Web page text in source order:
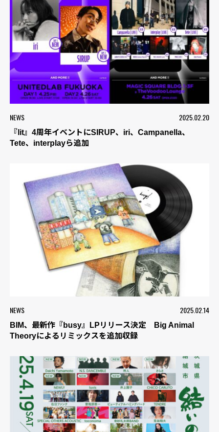
NEWS 2025.02.20
『lit』4周年イベントにSIRUP、iri、Campanella、
Tete、interplayら追加
NEWS 2025.02.14
BIM、最新作『busy』LPリリース決定 Big Animal
Theoryによるリミックスを追加収録